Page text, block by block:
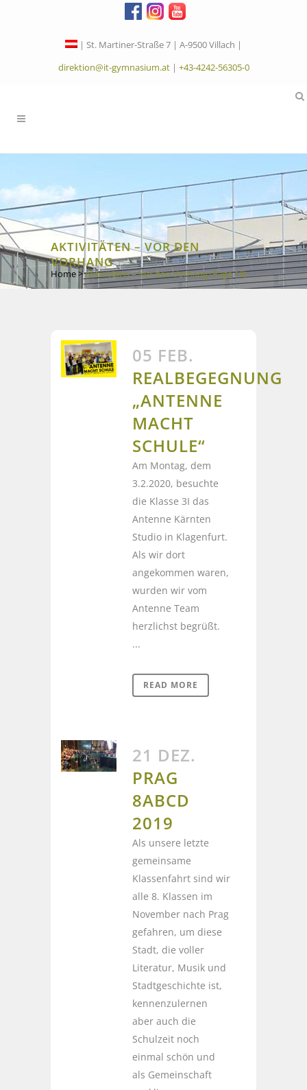
| St. Martiner-Straße 7 | A-9500 Villach |
direktion@it-gymnasium.at| +43-4242-56305-0
AKTIVITÄTEN – VOR DEN
VORHANG
Home>Aktivitäten – Vor den Vorhang(Page 18)
05 FEB.
REALBEGEGNUNG
„ANTENNE
MACHT
SCHULE“
Am Montag, dem
3.2.2020, besuchte
die Klasse 3I das
Antenne Kärnten
Studio in Klagenfurt.
Als wir dort
angekommen waren,
wurden wir vom
Antenne Team
herzlichst begrüßt.
...
READ MORE
21 DEZ.
PRAG
8ABCD
2019
Als unsere letzte
gemeinsame
Klassenfahrt sind wir
alle 8. Klassen im
November nach Prag
gefahren, um diese
Stadt, die voller
Literatur, Musik und
Stadtgeschichte ist,
kennenzulernen
aber auch die
Schulzeit noch
einmal schön und
als Gemeinschaft